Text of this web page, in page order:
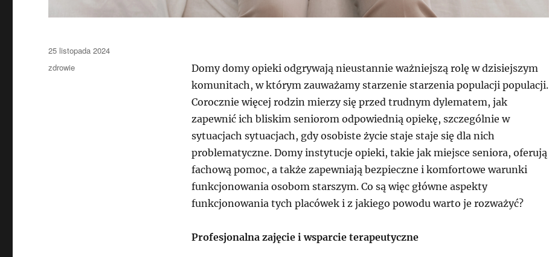
Domy domy opieki odgrywają nieustannie ważniejszą rolę w dzisiejszym
komunitach, w którym zauważamy starzenie starzenia populacji populacji.
Corocznie więcej rodzin mierzy się przed trudnym dylematem, jak
zapewnić ich bliskim seniorom odpowiednią opiekę, szczególnie w
sytuacjach sytuacjach, gdy osobiste życie staje staje się dla nich
problematyczne. Domy instytucje opieki, takie jak miejsce seniora, oferują
fachową pomoc, a także zapewniają bezpieczne i komfortowe warunki
funkcjonowania osobom starszym. Co są więc główne aspekty
funkcjonowania tych placówek i z jakiego powodu warto je rozważyć?
Profesjonalna zajęcie i wsparcie terapeutyczne
Data
publikacji
25 listopada 2024
Kategorie
zdrowie